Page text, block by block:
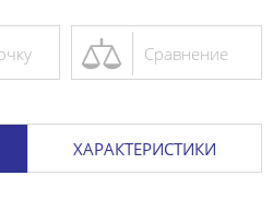
Сравнение
ХАРАКТЕРИСТИКИ